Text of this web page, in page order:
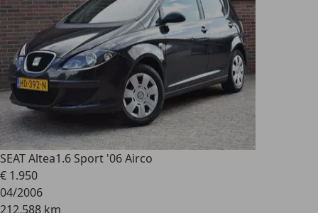
SEAT Altea1.6 Sport '06 Airco
€ 1.950
04/2006
212.588 km